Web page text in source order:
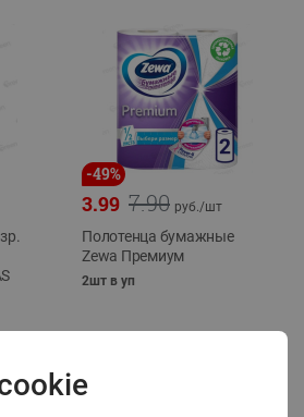
-49%
7.90
3.99 руб./шт
Полотенца бумажные
Zewa Премиум
2шт в уп